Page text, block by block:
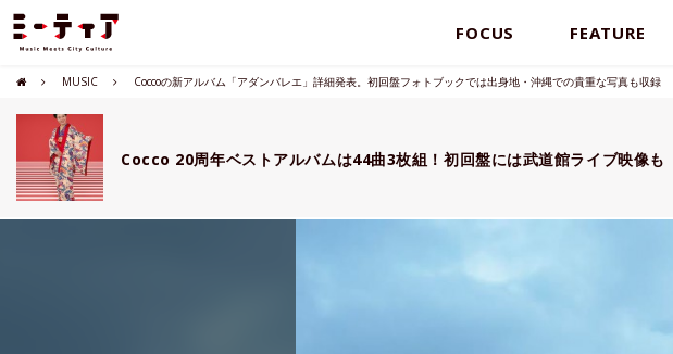
FOCUS FEATURE
MUSIC Coccoの新アルバム「アダンバレエ」詳細発表。初回盤フォトブックでは出身地・沖縄での貴重な写真も収録
Cocco 20周年ベストアルバムは44曲3枚組！初回盤には武道館ライブ映像も